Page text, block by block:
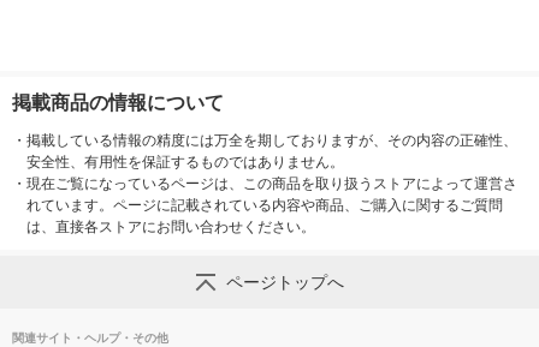
掲載商品の情報について
・ 掲載している情報の精度には万全を期しておりますが、その内容の正確性、
安全性、有用性を保証するものではありません。
・ 現在ご覧になっているページは、この商品を取り扱うストアによって運営さ
れています。ページに記載されている内容や商品、ご購入に関するご質問
は、直接各ストアにお問い合わせください。
ページトップへ
関連サイト・ヘルプ・その他